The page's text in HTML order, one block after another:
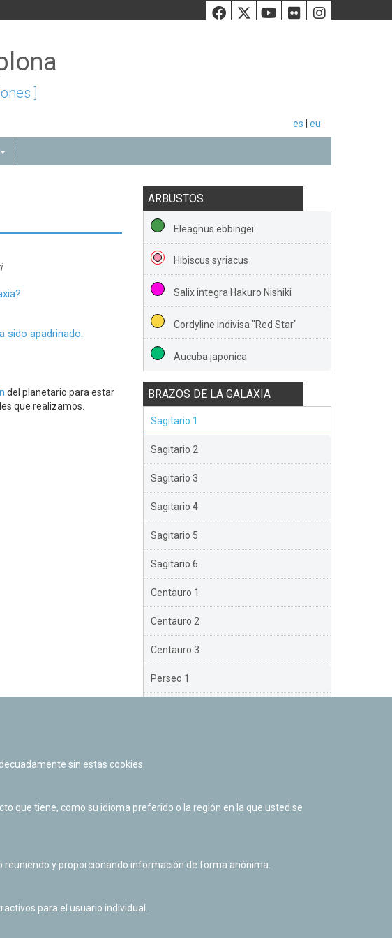
Facebook
Twiiter
Youtube
Flickr
]
es eu
sido apadrinado.
del planetario para estar
que realizamos.
ARBUSTOS
Eleagnus ebbingei
Hibiscus syriacus
Salix integra Hakuro Nishiki
Cordyline indivisa "Red Star"
Aucuba japonica
BRAZOS DE LA GALAXIA
Sagitario 1
Sagitario 2
Sagitario 3
Sagitario 4
Sagitario 5
Sagitario 6
Centauro 1
Centauro 2
Centauro 3
Perseo 1
sin estas cookies.
que tiene, como su idioma preferido o la región en la que usted se
y proporcionando información de forma anónima.
para el usuario individual.